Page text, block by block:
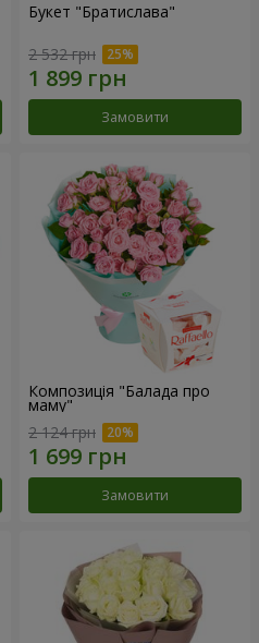
Букет "Братислава"
2 532 грн
Замовити
Композиція "Балада про
маму"
2 124 грн
Замовити